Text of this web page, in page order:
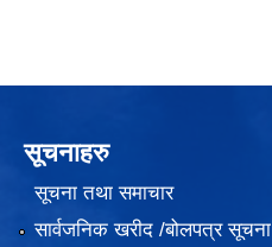
सूचनाहरु
सूचना तथा समाचार
सार्वजनिक खरीद /बोलपत्र सूचना